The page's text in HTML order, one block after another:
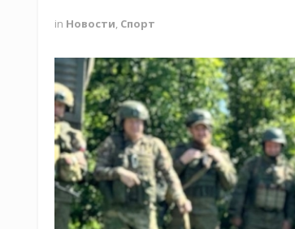
in Новости Спорт